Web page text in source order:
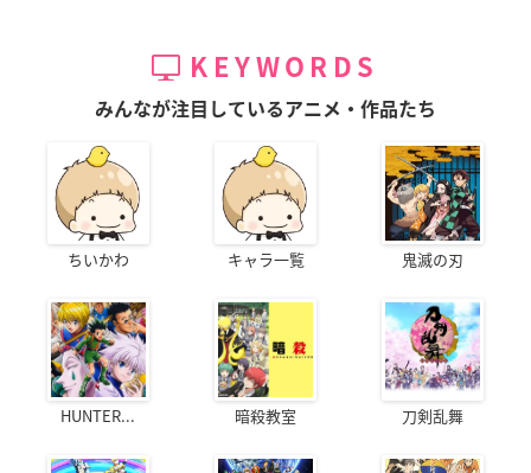
KEYWORDS
みんなが注目しているアニメ・作品たち
ちいかわ キャラ一覧 鬼滅の刃
HUNTER... 暗殺教室 刀剣乱舞